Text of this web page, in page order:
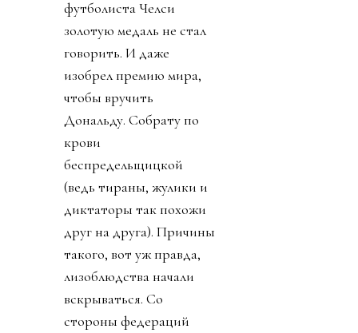
предложенная
инициатива FFE.
День 2. Ничего не
подозревавший обо всем
этом футбольный мир
взорвался. УЕФА первой
созвала экстренное
совещание федераций.
Попутно выпустив
заявление, что ФИФА
перешла все линии.
Следом собрание
объявила КОНКАКАФ.
Конгресс США вызвал